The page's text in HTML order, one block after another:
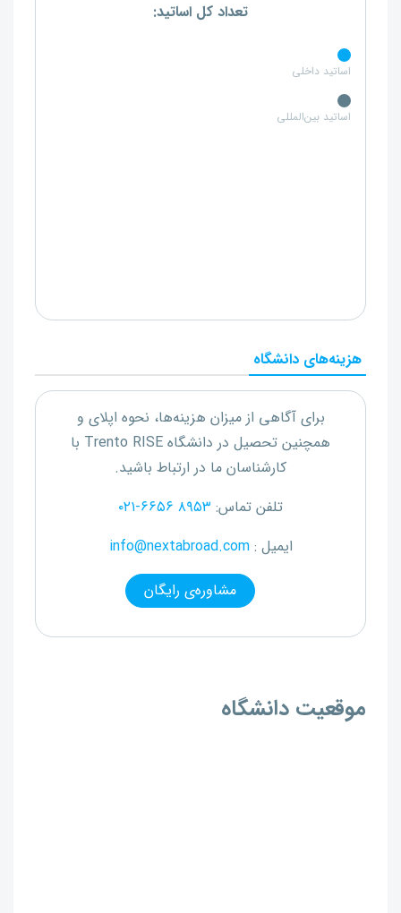
تعداد کل اساتید:
اساتید داخلی
اساتید بین‌المللی
هزینه‌های دانشگاه
برای آگاهی از میزان هزینه‌ها، نحوه اپلای و
همچنین تحصیل در دانشگاه Trento RISE با
کارشناسان ما در ارتباط باشید.
تلفن تماس: ۰۲۱-۶۶۵۶ ۸۹۵۳
ایمیل :info@nextabroad.com
مشاوره‌ی رایگان
موقعیت دانشگاه